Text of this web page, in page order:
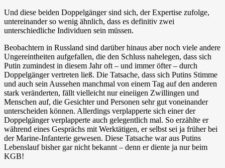
Und diese beiden Doppelgänger sind sich, der Expertise zufolge,
untereinander so wenig ähnlich, dass es definitiv zwei
unterschiedliche Individuen sein müssen.
Beobachtern in Russland sind darüber hinaus aber noch viele andere
Ungereintheiten aufgefallen, die den Schluss nahelegen, dass sich
Putin zumindest in diesem Jahr oft – und immer öfter – durch
Doppelgänger vertreten ließ. Die Tatsache, dass sich Putins Stimme
und auch sein Aussehen manchmal von einem Tag auf den anderen
stark veränderten, fällt vielleicht nur eineiigen Zwillingen und
Menschen auf, die Gesichter und Personen sehr gut voneinander
unterscheiden können. Allerdings verplapperte sich einer der
Doppelgänger verplapperte auch gelegentlich mal. So erzählte er
während eines Gesprächs mit Werktätigen, er selbst sei ja früher bei
der Marine-Infanterie gewesen. Diese Tatsache war aus Putins
Lebenslauf bisher gar nicht bekannt – denn er diente ja nur beim
KGB!